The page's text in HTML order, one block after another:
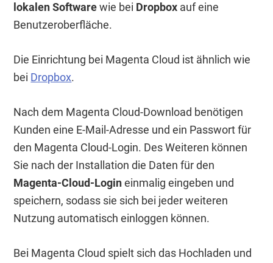
lokalen Softwarewie bei Dropbox auf eine
Benutzeroberfläche.
Die Einrichtung bei Magenta Cloud ist ähnlich wie
bei Dropbox.
Nach dem Magenta Cloud-Download benötigen
Kunden eine E-Mail-Adresse und ein Passwort für
den Magenta Cloud-Login. Des Weiteren können
Sie nach der Installation die Daten für den
Magenta-Cloud-Logineinmalig eingeben und
speichern, sodass sie sich bei jeder weiteren
Nutzung automatisch einloggen können.
Bei Magenta Cloud spielt sich das Hochladen und